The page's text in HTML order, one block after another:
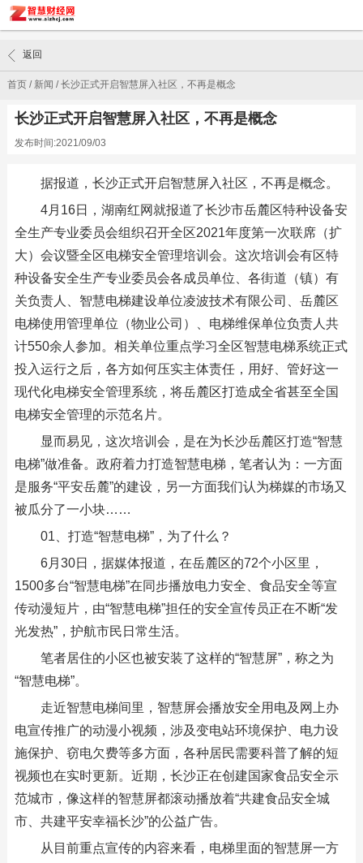
首页/ 新闻 /长沙正式开启智慧屏入社区，不再是概念
返回
长沙正式开启智慧屏入社区，不再是概念
发布时间:2021/09/03
据报道，长沙正式开启智慧屏入社区，不再是概念。
4月16日，湖南红网就报道了长沙市岳麓区特种设备安
全生产专业委员会组织召开全区2021年度第一次联席（扩
大）会议暨全区电梯安全管理培训会。这次培训会有区特
种设备安全生产专业委员会各成员单位、各街道（镇）有
关负责人、智慧电梯建设单位凌波技术有限公司、岳麓区
电梯使用管理单位（物业公司）、电梯维保单位负责人共
计550余人参加。相关单位重点学习全区智慧电梯系统正式
投入运行之后，各方如何压实主体责任，用好、管好这一
现代化电梯安全管理系统，将岳麓区打造成全省甚至全国
电梯安全管理的示范名片。
显而易见，这次培训会，是在为长沙岳麓区打造“智慧
电梯”做准备。政府着力打造智慧电梯，笔者认为：一方面
是服务“平安岳麓”的建设，另一方面我们认为梯媒的市场又
被瓜分了一小块……
01、打造“智慧电梯”，为了什么？
6月30日，据媒体报道，在岳麓区的72个小区里，
1500多台“智慧电梯”在同步播放电力安全、食品安全等宣
传动漫短片，由“智慧电梯”担任的安全宣传员正在不断“发
光发热”，护航市民日常生活。
笔者居住的小区也被安装了这样的“智慧屏”，称之为
“智慧电梯”。
走近智慧电梯间里，智慧屏会播放安全用电及网上办
电宣传推广的动漫小视频，涉及变电站环境保护、电力设
施保护、窃电欠费等多方面，各种居民需要科普了解的短
视频也在实时更新。近期，长沙正在创建国家食品安全示
范城市，像这样的智慧屏都滚动播放着“共建食品安全城
市、共建平安幸福长沙”的公益广告。
从目前重点宣传的内容来看，电梯里面的智慧屏一方